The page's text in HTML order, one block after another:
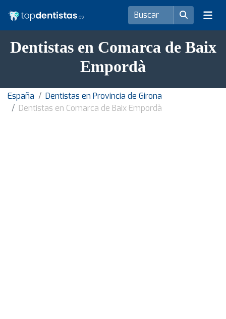
Dentistas en Comarca de Baix
Empordà
España
Dentistas en Provincia de Girona
Dentistas en Comarca de Baix Empordà